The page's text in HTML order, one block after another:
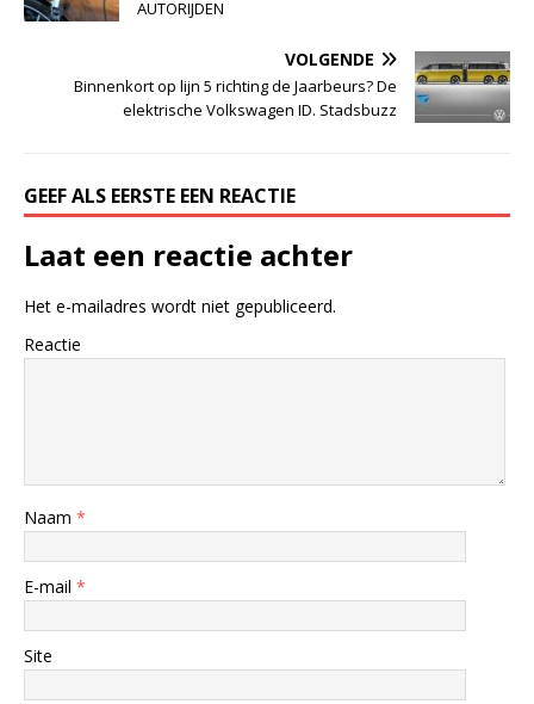
AUTORIJDEN
VOLGENDE
Binnenkort op lijn 5 richting de Jaarbeurs? De
elektrische Volkswagen ID. Stadsbuzz
GEEF ALS EERSTE EEN REACTIE
Laat een reactie achter
Het e-mailadres wordt niet gepubliceerd.
Reactie
Naam *
E-mail *
Site